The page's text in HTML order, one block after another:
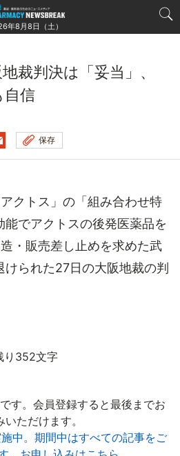
年8月8日（土）
裁判決は「妥当」、
自信
保存
クトス」の「組み合わせ特
でアクトスの後発医薬品を
・販売差し止めを求めた武
けられた27日の大阪地裁の判
り352文字
す。会員登録すると最後までお
いただけます。
中。期間中はすべての記事をご